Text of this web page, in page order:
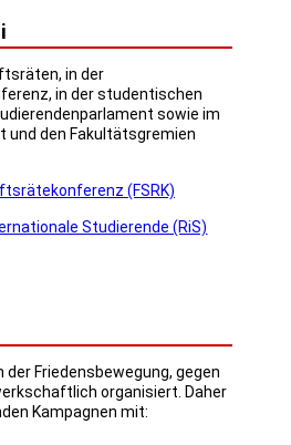
in der
in der studentischen
sowie im
und den Fakultätsgremien
der Friedensbewegung, gegen
organisiert. Daher
Kampagnen mit: